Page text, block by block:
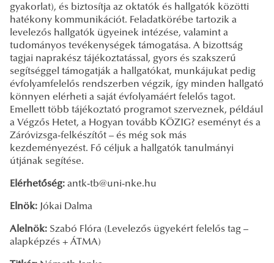
gyakorlat), és biztosítja az oktatók és hallgatók közötti
hatékony kommunikációt. Feladatkörébe tartozik a
levelezős hallgatók ügyeinek intézése, valamint a
tudományos tevékenységek támogatása. A bizottság
tagjai naprakész tájékoztatással, gyors és szakszerű
segítséggel támogatják a hallgatókat, munkájukat pedig
évfolyamfelelős rendszerben végzik, így minden hallgató
könnyen elérheti a saját évfolyamáért felelős tagot.
Emellett több tájékoztató programot szerveznek, például
a Végzős Hetet, a Hogyan tovább KÖZIG? eseményt és a
Záróvizsga-felkészítőt – és még sok más
kezdeményezést. Fő céljuk a hallgatók tanulmányi
útjának segítése.
Elérhetőség: antk-tb@uni-nke.hu
Elnök: Jókai Dalma
Alelnök: Szabó Flóra (Levelezős ügyekért felelős tag –
alapképzés + ÁTMA)